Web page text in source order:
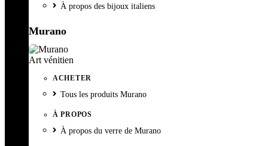
À propos des bijoux italiens
Murano
Art vénitien
ACHETER
Tous les produits Murano
À PROPOS
À propos du verre de Murano